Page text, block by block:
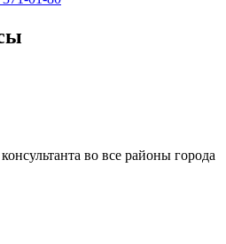
во все районы города